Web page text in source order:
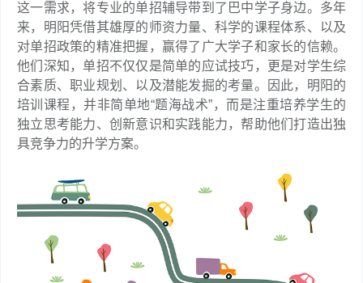
这一需求，将专业的单招辅导带到了巴中学子身边。多年
来，明阳凭借其雄厚的师资力量、科学的课程体系、以及
对单招政策的精准把握，赢得了广大学子和家长的信赖。
他们深知，单招不仅仅是简单的应试技巧，更是对学生综
合素质、职业规划、以及潜能发掘的考量。因此，明阳的
培训课程，并非简单地“题海战术”，而是注重培养学生的
独立思考能力、创新意识和实践能力，帮助他们打造出独
具竞争力的升学方案。